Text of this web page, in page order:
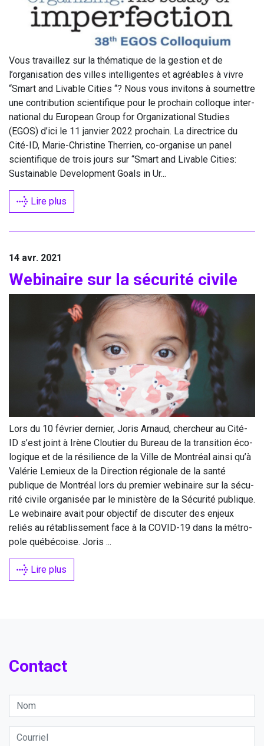
Vous tra­vaillez sur la thé­ma­tique de la ges­tion et de
l’organisation des villes intel­li­gentes et agréables à vivre
“Smart and Livable Cities “? Nous vous invi­tons à sou­mettre
une contri­bu­tion scien­ti­fique pour le pro­chain col­loque inter­
na­tio­nal du Euro­pean Group for Orga­ni­za­tio­nal Stu­dies
( EGOS) d’ici le 11 jan­vier 2022 pro­chain. La direc­trice du
Cité-ID, Marie-Chris­tine Ther­rien, co-orga­nise un panel
scien­ti­fique de trois jours sur “Smart and Livable Cities:
Sus­tai­nable Deve­lop­ment Goals in Ur...
Lire plus
14 avr. 2021
Webi­naire sur la sécu­ri­té civile
Lors du 10 février der­nier, Joris Arnaud, cher­cheur au Cité-
ID s’est joint à Irène Clou­tier du Bureau de la tran­si­tion éco­
lo­gique et de la rési­lience de la Ville de Mont­réal ain­si qu’à
Valé­rie Lemieux de la Direc­tion régio­nale de la san­té
publique de Mont­réal lors du pre­mier webi­naire sur la sécu­
ri­té civile orga­ni­sée par le minis­tère de la Sécu­ri­té publique.
Le webi­naire avait pour objec­tif de dis­cu­ter des enjeux
reliés au réta­blis­se­ment face à la COVID-19 dans la métro­
pole qué­bé­coise. Joris ...
Lire plus
Contact